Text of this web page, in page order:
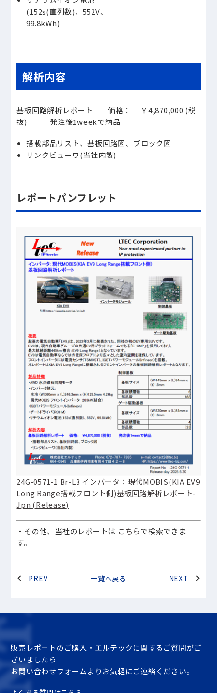
(152s(直列数)、552V、
99.8kWh)
解析内容
基板回路解析レポート 価格： ￥4,870,000 (税
抜) 発注後1weekで納品
搭載部品リスト、基板回路図、ブロック図
リンクビューワ(当社内製)
レポートパンフレット
24G-0571-1 Br-L3 インバータ：現代MOBIS(KIA EV9
Long Range搭載フロント側)基板回路解析レポート-
Jpn (Release)
・その他、当社のレポートは こちらで検索できま
す。
PREV 一覧へ戻る NEXT
販売レポートのご購入・エルテックに関するご質問がご
ざいましたら
お問い合わせフォームよりお気軽にご連絡ください。